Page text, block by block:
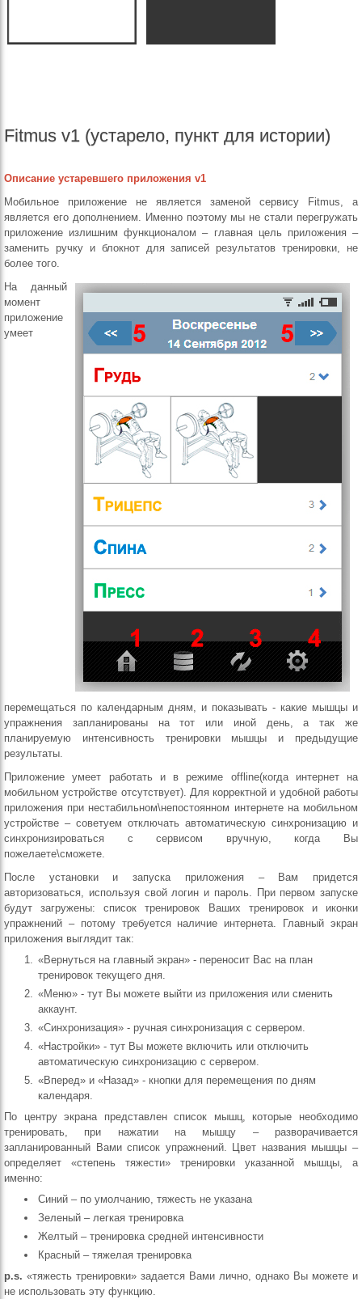
Fitmus v1 (устарело, пункт для истории)
Описание устаревшего приложения v1
Мобильное приложение не является заменой сервису Fitmus, а
является его дополнением. Именно поэтому мы не стали перегружать
приложение излишним функционалом – главная цель приложения –
заменить ручку и блокнот для записей результатов тренировки, не
более того.
На данный
момент
приложение
умеет
перемещаться по календарным дням, и показывать - какие мышцы и
упражнения запланированы на тот или иной день, а так же
планируемую интенсивность тренировки мышцы и предыдущие
результаты.
Приложение умеет работать и в режиме offline(когда интернет на
мобильном устройстве отсутствует). Для корректной и удобной работы
приложения при нестабильном\непостоянном интернете на мобильном
устройстве – советуем отключать автоматическую синхронизацию и
синхронизироваться с сервисом вручную, когда Вы
пожелаете\сможете.
После установки и запуска приложения – Вам придется
авторизоваться, используя свой логин и пароль. При первом запуске
будут загружены: список тренировок Ваших тренировок и иконки
упражнений – потому требуется наличие интернета. Главный экран
приложения выглядит так:
«Вернуться на главный экран» - переносит Вас на план
тренировок текущего дня.
«Меню» - тут Вы можете выйти из приложения или сменить
аккаунт.
«Синхронизация» - ручная синхронизация с сервером.
«Настройки» - тут Вы можете включить или отключить
автоматическую синхронизацию с сервером.
«Вперед» и «Назад» - кнопки для перемещения по дням
календаря.
По центру экрана представлен список мышц, которые необходимо
тренировать, при нажатии на мышцу – разворачивается
запланированный Вами список упражнений. Цвет названия мышцы –
определяет «степень тяжести» тренировки указанной мышцы, а
именно:
Синий – по умолчанию, тяжесть не указана
Зеленый – легкая тренировка
Желтый – тренировка средней интенсивности
Красный – тяжелая тренировка
p.s. «тяжесть тренировки» задается Вами лично, однако Вы можете и
не использовать эту функцию.